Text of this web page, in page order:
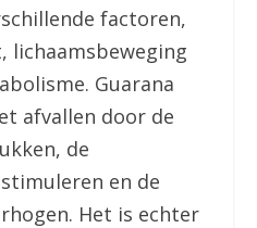
factoren,
lichaamsbeweging
Guarana
afvallen door de
de
en de
Het is echter